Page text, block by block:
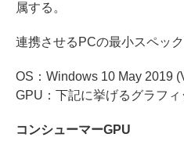
属する。
連携させるPCの最小スペック
OS：Windows 10 May 2019
GPU：下記に挙げるグラフ
コンシューマーGPU